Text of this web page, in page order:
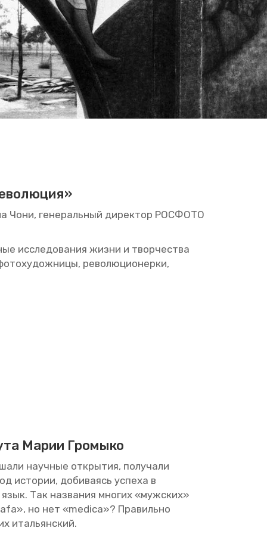
Чони, ге­не­раль­ный ди­рек­тор РОС­ФО­ТО
ис­сле­до­ва­ния жизни и твор­че­ства
ре­во­лю­ци­о­нер­ки,
Марии Гро­мы­ко
на­уч­ные от­кры­тия, по­лу­ча­ли
ис­то­рии, до­би­ва­ясь успе­ха в
Так на­зва­ния мно­гих «муж­ских»
но нет «medica»? Пра­виль­но
ита­льян­ский.